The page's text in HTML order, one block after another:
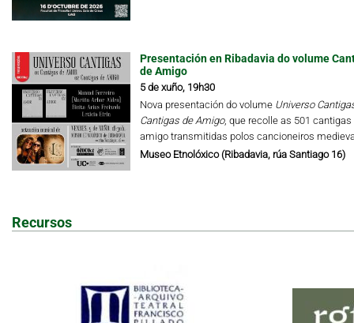
Presentación en Ribadavia do volume
de Amigo
5 de xuño, 19h30
Nova presentación do volume Universo
Cantigas de Amigo, que recolle as 501 cantigas
amigo transmitidas polos cancioneiros
Museo Etnolóxico (Ribadavia, rúa Santiago 16)
Recursos